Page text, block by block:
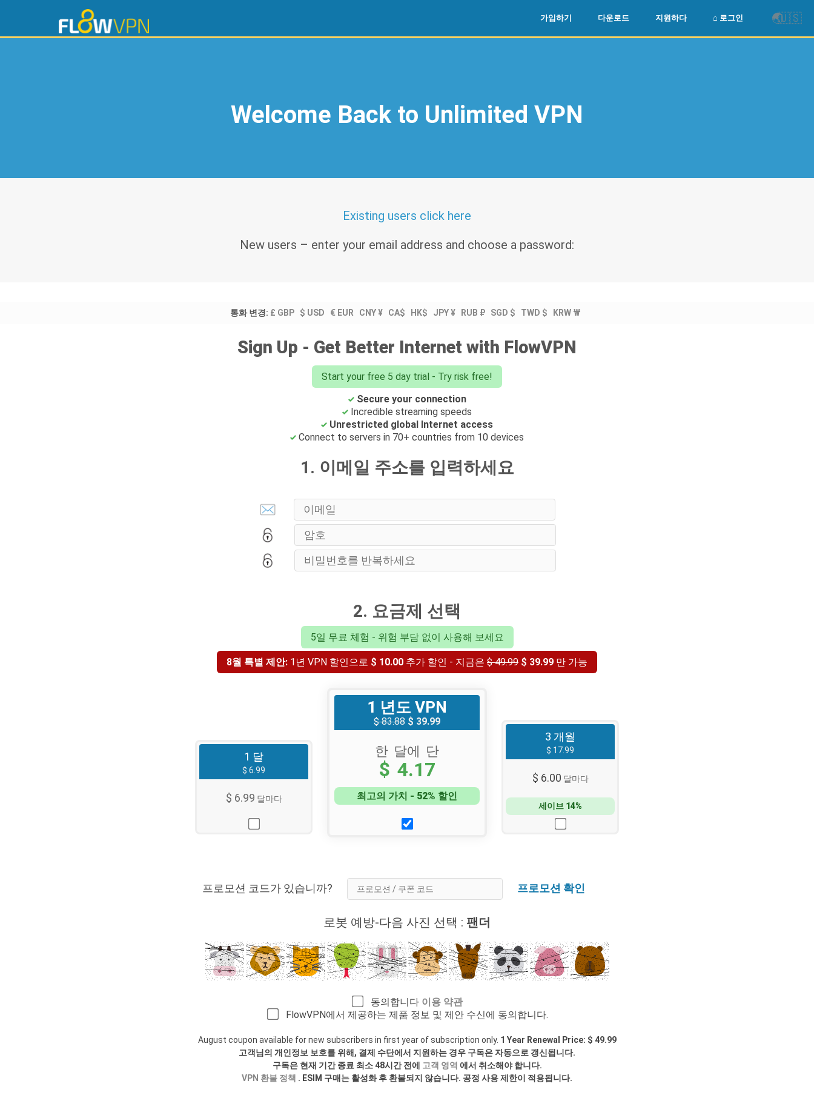
🌏🇺🇸
가입하기 다운로드 지원하다 ⌂ 로그인
Welcome Back to Unlimited VPN
Existing users click here
New users – enter your email address and choose a password:
통화 변경: £ GBP $ USD € EUR CNY ¥ CA$ HK$ JPY ¥ RUB ₽ SGD $ TWD $ KRW ₩
Sign Up - Get Better Internet with FlowVPN
Start your free 5 day trial - Try risk free!
Secure your connection
Incredible streaming speeds
Unrestricted global Internet access
Connect to servers in 70+ countries from 10 devices
1. 이메일 주소를 입력하세요
2. 요금제 선택
5일 무료 체험 - 위험 부담 없이 사용해 보세요
8월 특별 제안: 1년 VPN 할인으로 $ 10.00 추가 할인 - 지금은 $ 49.99 $ 39.99 만 가능
1 달
$ 6.99
$ 6.99 달마다
1 년도 VPN
$ 83.88 $ 39.99
한 달에 단
$ 4.17
최고의 가치 - 52% 할인
3 개월
$ 17.99
$ 6.00 달마다
세이브 14%
프로모션 코드가 있습니까? 프로모션 확인
로봇 예방-다음 사진 선택 : 팬더
동의합니다 이용 약관
FlowVPN에서 제공하는 제품 정보 및 제안 수신에 동의합니다.
August coupon available for new subscribers in first year of subscription only. 1 Year Renewal Price: $ 49.99
고객님의 개인정보 보호를 위해, 결제 수단에서 지원하는 경우 구독은 자동으로 갱신됩니다.
구독은 현재 기간 종료 최소 48시간 전에 고객 영역 에서 취소해야 합니다.
VPN 환불 정책 . ESIM 구매는 활성화 후 환불되지 않습니다. 공정 사용 제한이 적용됩니다.